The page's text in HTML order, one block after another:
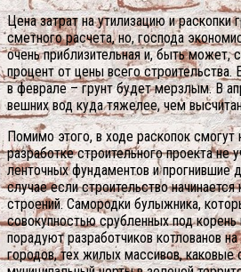
Цена затрат на утилизацию и раскопки
сметного расчета, но, господа
очень приблизительная и, быть может,
процент от цены всего строительства.
в феврале – грунт будет мерзлым. В
вешних вод куда тяжелее, чем
Помимо этого, в ходе раскопок смогут
разработке строительного проекта не
ленточных фундаментов и прогнившие
случае если строительство
строений.Самородки булыжника,
совокупностью срубленных под корень
порадуют разработчиков котлованов
городов, тех жилых массивов, каковые